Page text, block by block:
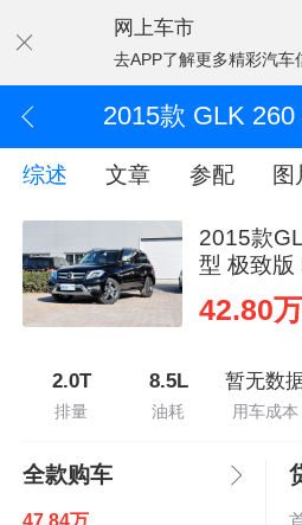
网上车市
去APP了解更多精彩汽车
综述 文章 参配 图
2015款
型 极致版
42.80万
2.0T
排量
8.5L
油耗
暂无数
用车成本
全款购车